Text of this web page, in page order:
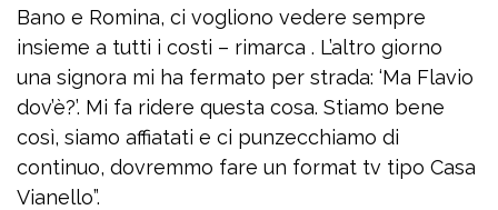
Bano e Romina, ci vogliono vedere sempre
insieme a tutti i costi – rimarca . L’altro giorno
una signora mi ha fermato per strada: ‘Ma Flavio
dov’è?’. Mi fa ridere questa cosa. Stiamo bene
così, siamo affiatati e ci punzecchiamo di
continuo, dovremmo fare un format tv tipo Casa
Vianello”.